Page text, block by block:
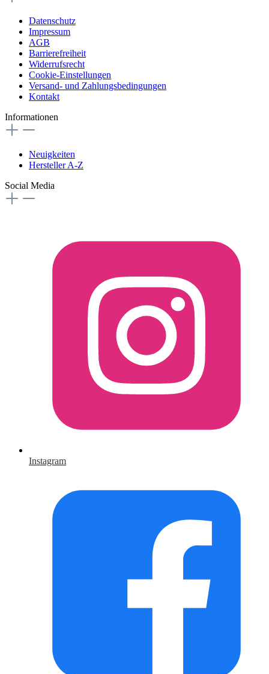
Datenschutz
Impressum
AGB
Barrierefreiheit
Widerrufsrecht
Cookie-Einstellungen
Versand- und Zahlungsbedingungen
Kontakt
Informationen
Neuigkeiten
Hersteller A-Z
Social Media
Instagram